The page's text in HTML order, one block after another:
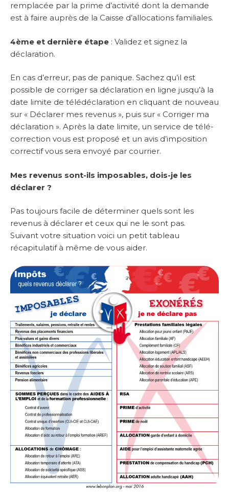
remplacée par la prime d’activité dont la demande
est à faire auprès de la Caisse d’allocations familiales.
4ème et dernière étape : Validez et signez la
déclaration.
En cas d’erreur, pas de panique. Sachez qu’il est
possible de corriger sa déclaration en ligne jusqu’à la
date limite de télédéclaration en cliquant de nouveau
sur « Déclarer mes revenus », puis sur « Corriger ma
déclaration ». Après la date limite, un service de télé-
correction vous est proposé et un avis d’imposition
correctif vous sera envoyé par courrier.
Mes revenus sont-ils imposables, dois-je les
déclarer ?
Pas toujours facile de déterminer quels sont les
revenus à déclarer et ceux qui ne le sont pas.
Suivant votre situation voici un petit tableau
récapitulatif à même de vous aider.